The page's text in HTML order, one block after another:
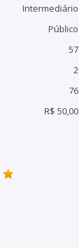
Intermediário
Público
57
2
76
R$ 50,00